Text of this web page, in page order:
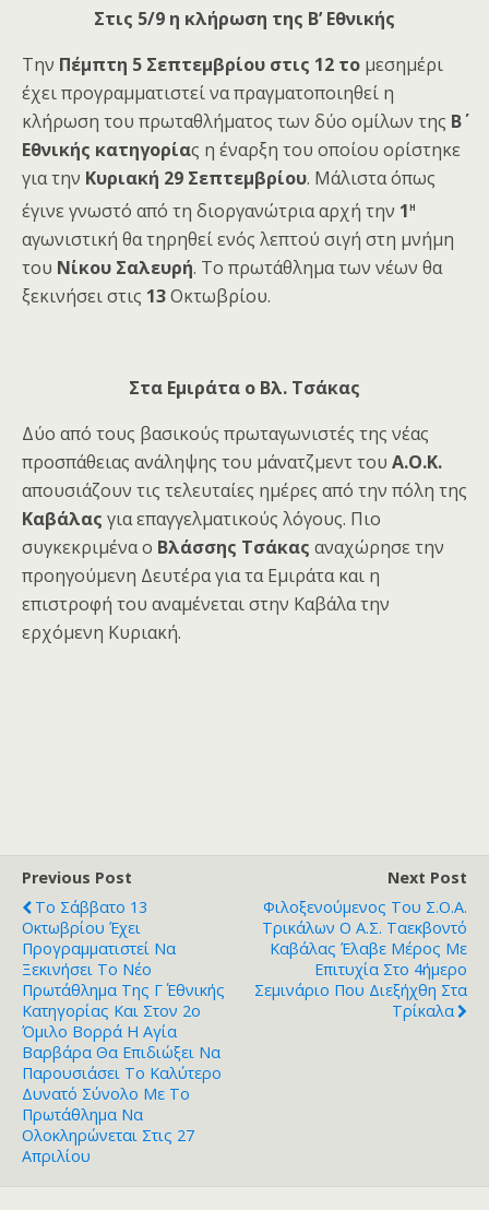
Στις 5/9 η κλήρωση της Β’ Εθνικής
Την Πέμπτη 5 Σεπτεμβρίου στις 12 το μεσημέρι
έχει προγραμματιστεί να πραγματοποιηθεί η
κλήρωση του πρωταθλήματος των δύο ομίλων της Β΄
Εθνικής κατηγορίας η έναρξη του οποίου ορίστηκε
για την Κυριακή 29 Σεπτεμβρίου. Μάλιστα όπως
έγινε γνωστό από τη διοργανώτρια αρχή την 1η
αγωνιστική θα τηρηθεί ενός λεπτού σιγή στη μνήμη
του Νίκου Σαλευρή. Το πρωτάθλημα των νέων θα
ξεκινήσει στις 13Οκτωβρίου.
Στα Εμιράτα ο Βλ. Τσάκας
Δύο από τους βασικούς πρωταγωνιστές της νέας
προσπάθειας ανάληψης του μάνατζμεντ του Α.Ο.Κ.
απουσιάζουν τις τελευταίες ημέρες από την πόλη της
Καβάλας για επαγγελματικούς λόγους. Πιο
συγκεκριμένα ο Βλάσσης Τσάκας αναχώρησε την
προηγούμενη Δευτέρα για τα Εμιράτα και η
επιστροφή του αναμένεται στην Καβάλα την
ερχόμενη Κυριακή.
Previous Post
Το Σάββατο 13
Οκτωβρίου Έχει
Προγραμματιστεί Να
Ξεκινήσει Το Νέο
Πρωτάθλημα Της Γ΄ Εθνικής
Κατηγορίας Και Στον 2ο
Όμιλο Βορρά Η Αγία
Βαρβάρα Θα Επιδιώξει Να
Παρουσιάσει Το Καλύτερο
Δυνατό Σύνολο Με Το
Πρωτάθλημα Να
Ολοκληρώνεται Στις 27
Απριλίου
Next Post
Φιλοξενούμενος Του Σ.Ο.Α.
Τρικάλων Ο Α.Σ. Ταεκβοντό
Καβάλας Έλαβε Μέρος Με
Επιτυχία Στο 4ήμερο
Σεμινάριο Που Διεξήχθη Στα
Τρίκαλα